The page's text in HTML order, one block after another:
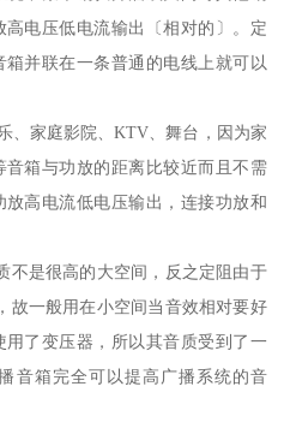
电压低电流输出〔相对的〕。定
并联在一条普通的电线上就可以
、家庭影院、KTV、舞台，因为家
箱与功放的距离比较近而且不需
高电流低电压输出，连接功放和
不是很高的大空间，反之定阻由于
故一般用在小空间当音效相对要好
了变压器，所以其音质受到了一
音箱完全可以提高广播系统的音